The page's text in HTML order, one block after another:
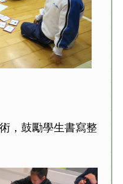
，鼓勵學生書寫整